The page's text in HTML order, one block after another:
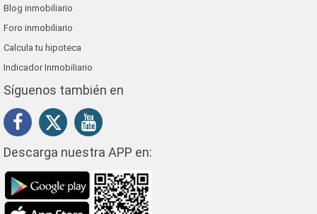
Blog inmobiliario
Foro inmobiliario
Calcula tu hipoteca
Indicador Inmobiliario
Síguenos también en
Descarga nuestra APP en: